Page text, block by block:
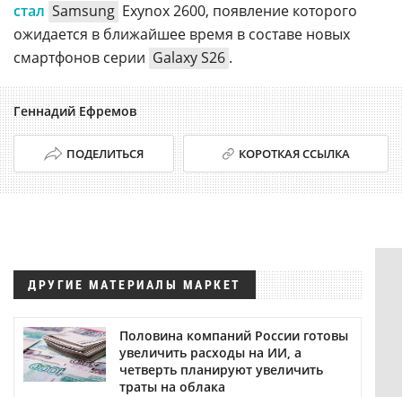
стал Samsung Exynox 2600, появление которого
ожидается в ближайшее время в составе новых
смартфонов серии Galaxy S26 .
Геннадий Ефремов
ПОДЕЛИТЬСЯ КОРОТКАЯ ССЫЛКА
ДРУГИЕ МАТЕРИАЛЫ МАРКЕТ
Половина компаний России готовы
увеличить расходы на ИИ, а
четверть планируют увеличить
траты на облака